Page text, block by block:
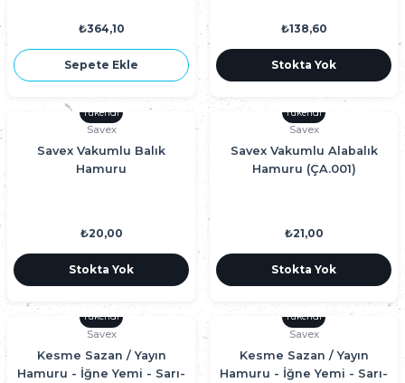
₺364,10
Sepete Ekle
₺138,60
Stokta Yok
Tükendi
Savex
Savex Vakumlu Balık
Hamuru
₺20,00
Stokta Yok
Tükendi
Savex
Savex Vakumlu Alabalık
Hamuru (ÇA.001)
₺21,00
Stokta Yok
Tükendi
Savex
Kesme Sazan / Yayın
Hamuru - İğne Yemi - Sarı-
Tükendi
Savex
Kesme Sazan / Yayın
Hamuru - İğne Yemi - Sarı-